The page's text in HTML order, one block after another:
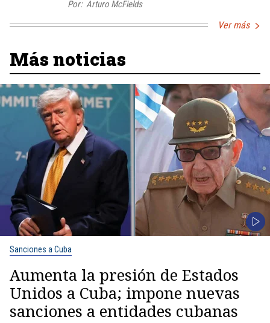
Por: Arturo McFields
Ver más
Más noticias
Sanciones a Cuba
Aumenta la presión de Estados
Unidos a Cuba; impone nuevas
sanciones a entidades cubanas